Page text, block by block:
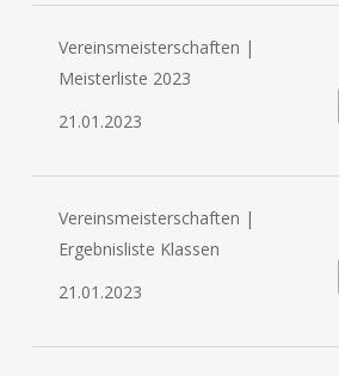
Vereinsmeisterschaften |
Meisterliste 2023
21.01.2023
Vereinsmeisterschaften |
Ergebnisliste Klassen
21.01.2023